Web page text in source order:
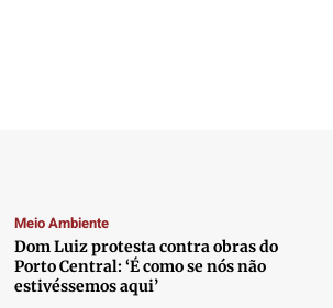
Meio Ambiente
Dom Luiz protesta contra obras do
Porto Central: ‘É como se nós não
estivéssemos aqui’